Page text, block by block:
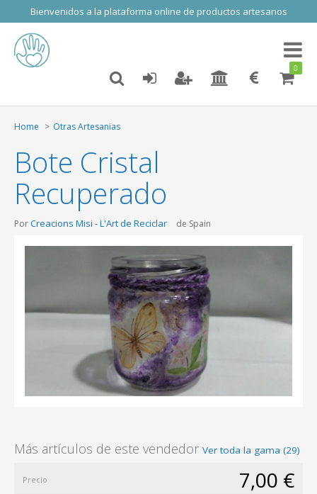
Bienvenidos a la plataforma online de productos artesanos
Toggle
0
Home Otras Artesanias
Bote Cristal
Recuperado
PorCreacions Misi - L'Art de Reciclar de Spain
Más artículos de este vendedor Ver toda la gama (29)
Precio 7,00 €